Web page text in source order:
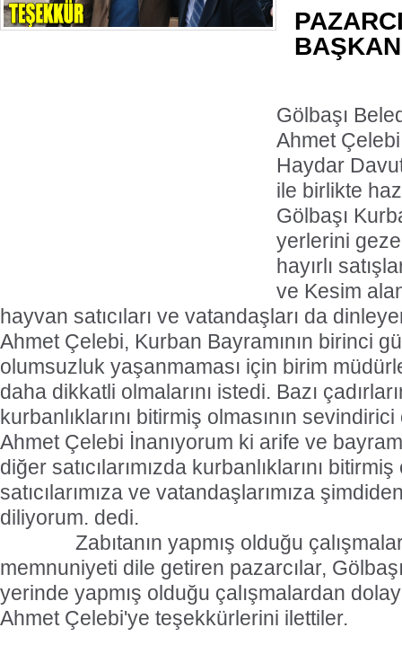
Gölbaşı
Ahmet
Haydar
ile birlikte
Gölbaşı
yerlerini
hayırlı
ve Kesim
hayvan satıcıları ve vatandaşları da
Ahmet Çelebi, Kurban Bayramının birinci
olumsuzluk yaşanmaması için birim
daha dikkatli olmalarını istedi. Bazı
kurbanlıklarını bitirmiş olmasının
Ahmet Çelebi İnanıyorum ki arife ve
diğer satıcılarımızda kurbanlıklarını
satıcılarımıza ve vatandaşlarımıza
diliyorum. dedi.
Zabıtanın yapmış olduğu
memnuniyeti dile getiren pazarcılar,
yerinde yapmış olduğu çalışmalardan
Ahmet Çelebi'ye teşekkürlerini ilettiler.